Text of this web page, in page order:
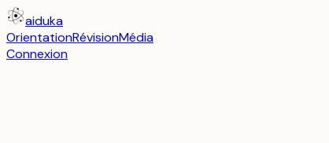
aiduka
OrientationRévisionMédia
Connexion